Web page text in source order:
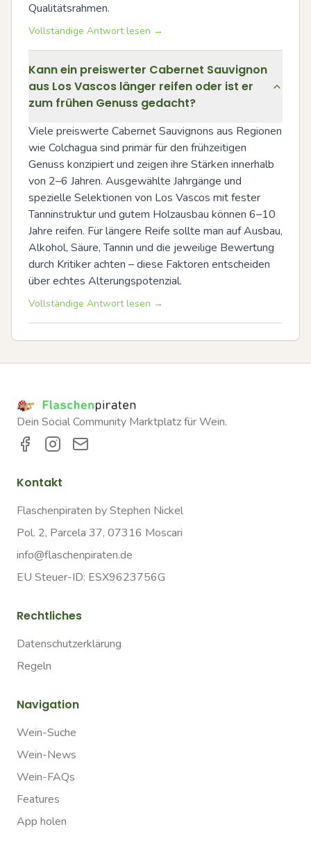
Qualitätsrahmen.
Vollständige Antwort lesen →
Kann ein preiswerter Cabernet Sauvignon
aus Los Vascos länger reifen oder ist er
zum frühen Genuss gedacht?
Viele preiswerte Cabernet Sauvignons aus Regionen
wie Colchagua sind primär für den frühzeitigen
Genuss konzipiert und zeigen ihre Stärken innerhalb
von 2–6 Jahren. Ausgewählte Jahrgänge und
spezielle Selektionen von Los Vascos mit fester
Tanninstruktur und gutem Holzausbau können 6–10
Jahre reifen. Für längere Reife sollte man auf Ausbau,
Alkohol, Säure, Tannin und die jeweilige Bewertung
durch Kritiker achten – diese Faktoren entscheiden
über echtes Alterungspotenzial.
Vollständige Antwort lesen →
Dein Social Community Marktplatz für Wein.
Kontakt
Flaschenpiraten by Stephen Nickel
Pol. 2, Parcela 37, 07316 Moscari
info@flaschenpiraten.de
EU Steuer-ID: ESX9623756G
Rechtliches
Datenschutzerklärung
Regeln
Navigation
Wein-Suche
Wein-News
Wein-FAQs
Features
App holen